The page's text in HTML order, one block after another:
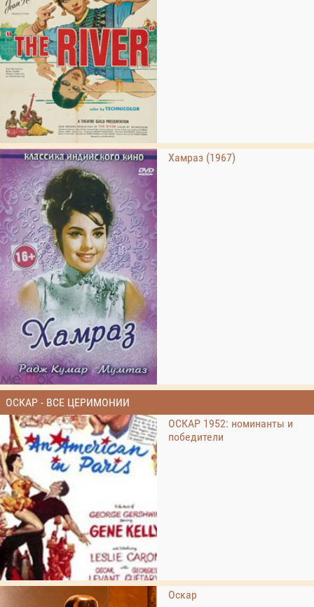
Хамраз (1967)
ОСКАР - ВСЕ ЦЕРИМОНИИ
ОСКАР 1952: номинанты и
победители
Оскар